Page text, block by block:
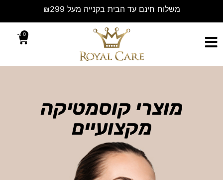
0
מוצרי קוסמטיקה
מקצועיים